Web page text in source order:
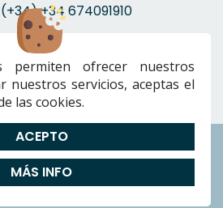
(+34) +34 674091910
Preguntas Frecuentes|Cookies|Aviso
|Términos y condiciones
permiten ofrecer nuestros
nuestros servicios, aceptas el
las cookies.
ACEPTO
MÁS INFO